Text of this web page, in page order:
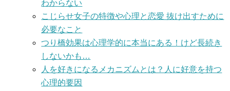
わからない
こじらせ女子の特徴や心理と恋愛 抜け出すために
必要なこと
つり橋効果は心理学的に本当にある！けど長続き
しないかも…
人を好きになるメカニズムとは？人に好意を持つ
心理的要因